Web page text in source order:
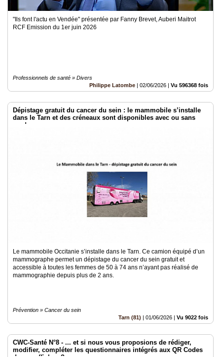
"Ils font l'actu en Vendée" présentée par Fanny Brevet, Auberi Maitrot
RCF Emission du 1er juin 2026
Professionnels de santé » Divers
Philippe Latombe | 02/06/2026 | Vu 596368 fois
Dépistage gratuit du cancer du sein : le mammobile s’installe
dans le Tarn et des créneaux sont disponibles avec ou sans
rendez-vous
Le mammobile Occitanie s’installe dans le Tarn. Ce camion équipé d’un
mammographe permet un dépistage du cancer du sein gratuit et
accessible à toutes les femmes de 50 à 74 ans n’ayant pas réalisé de
mammographie depuis plus de 2 ans.
Prévention » Cancer du sein
Tarn (81) | 01/06/2026 | Vu 9022 fois
CWC-Santé N°8 - ... et si nous vous proposions de rédiger,
modifier, compléter les questionnaires intégrés aux QR Codes